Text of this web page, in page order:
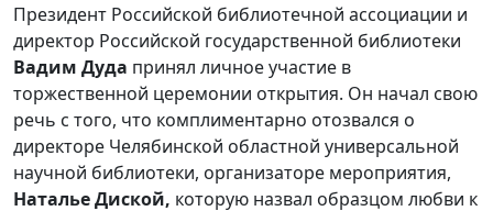
Президент Российской библиотечной ассоциации и
директор Российской государственной библиотеки
Вадим Дуда принял личное участие в
торжественной церемонии открытия. Он начал свою
речь с того, что комплиментарно отозвался о
директоре Челябинской областной универсальной
научной библиотеки, организаторе мероприятия,
Наталье Диской, которую назвал образцом любви к